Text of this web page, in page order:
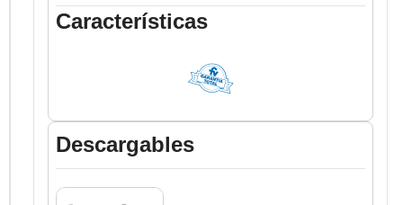
Características
Descargables